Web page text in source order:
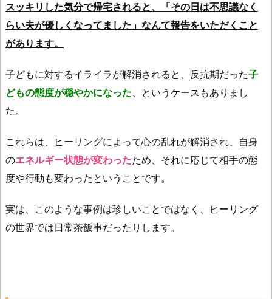
スッキリした気分で帰宅されると、「その日は不思議なく
らい夫が優しくなってました」なんて報告をいただくこと
があります。
子どもに対するイライラが解消されると、反抗期だった子
どもの態度が穏やかになった、というケースもありまし
た。
これらは、ヒーリングによって心の乱れが解消され、自身
のエネルギー状態が変わったため、それに応じて相手の態
度や行動も変わったということです。
実は、このような事例は珍しいことではなく、ヒーリング
の世界では日常茶飯事だったりします。